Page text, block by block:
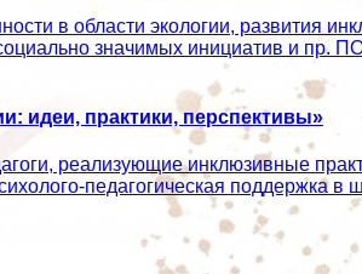
в области экологии, развития
социально значимых инициатив
идеи, практики, перспективы»
реализующие инклюзивные
поддержка